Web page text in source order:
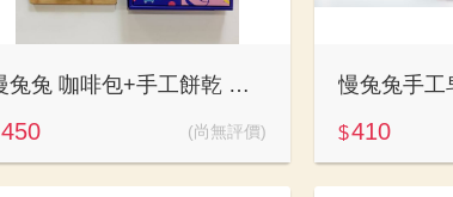
慢兔兔 咖啡包+手工餅乾 禮盒
450 (尚無評價)
慢兔兔手工
$410